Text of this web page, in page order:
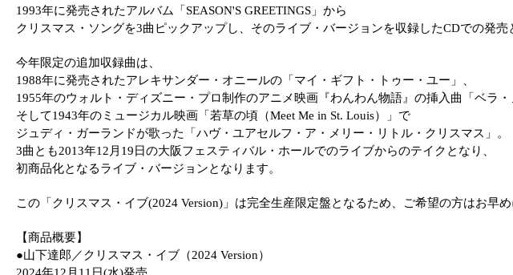
1993年に発売されたアルバム「SEASON'S GREETINGS」から
クリスマス・ソングを3曲ピックアップし、そのライブ・バージョンを収録したCDでの発売
今年限定の追加収録曲は、
1988年に発売されたアレキサンダー・オニールの「マイ・ギフト・トゥー・ユー」、
1955年のウォルト・ディズニー・プロ制作のアニメ映画『わんわん物語』の挿入曲「ベラ・
そして1943年のミュージカル映画「若草の頃（Meet Me in St. Louis）」で
ジュディ・ガーランドが歌った「ハヴ・ユアセルフ・ア・メリー・リトル・クリスマス」。
3曲とも2013年12月19日の大阪フェスティバル・ホールでのライブからのテイクとなり、
初商品化となるライブ・バージョンとなります。
この「クリスマス・イブ(2024 Version)」は完全生産限定盤となるため、ご希望の方はお早め
【商品概要】
●山下達郎／クリスマス・イブ（2024 Version）